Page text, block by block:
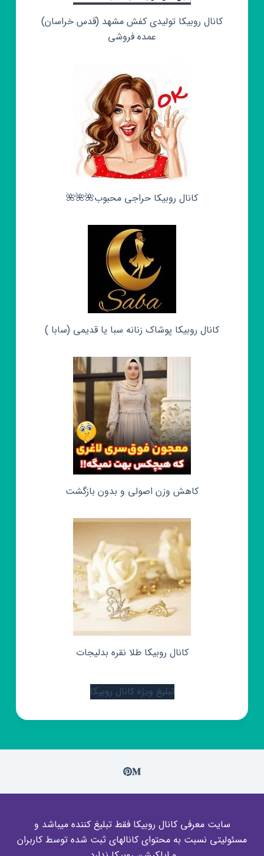
کانال روبیکا تولیدی کفش مشهد (قدس خراسان)
عمده فروشی
کانال روبیکا حراجی محبوب🌺🌺🌺
کانال روبیکا پوشاک زنانه سبا یا قدیمی (سابا )
کاهش وزن اصولی و بدون بازگشت
کانال روبیکا طلا نقره بدلیجات
تبلیغ ویژه کانال روبیکا
سایت معرفی کانال روبیکا فقط تبلیغ کننده میباشد و
مسئولیتی نسبت به محتوای کانالهای ثبت شده توسط کاربران